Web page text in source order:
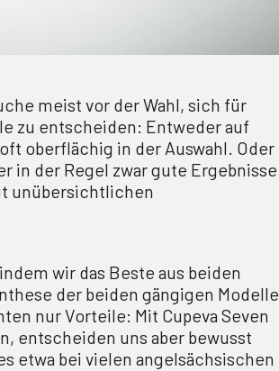
meist vor der Wahl, sich für
zu entscheiden: Entweder auf
oberflächig in der Auswahl. Oder
in der Regel zwar gute Ergebnisse
unübersichtlichen
wir das Beste aus beiden
der beiden gängigen Modelle
nur Vorteile: Mit Cupeva Seven
entscheiden uns aber bewusst
etwa bei vielen angelsächsischen